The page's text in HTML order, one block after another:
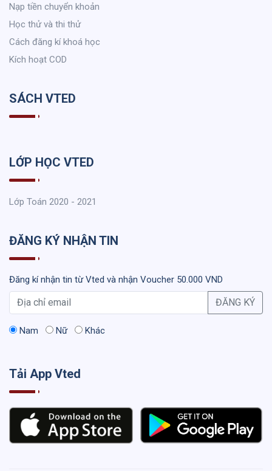
Nạp tiền chuyển khoản
Học thử và thi thử
Cách đăng kí khoá học
Kích hoạt COD
SÁCH VTED
LỚP HỌC VTED
Lớp Toán 2020 - 2021
ĐĂNG KÝ NHẬN TIN
Đăng kí nhận tin từ Vted và nhận Voucher 50.000 VND
ĐĂNG KÝ
Nam Nữ Khác
Tải App Vted